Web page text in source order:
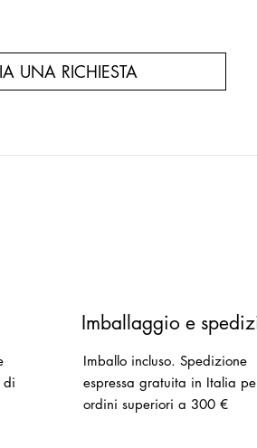
UNA RICHIESTA
di
Imballaggio e
Imballo incluso.Spedizione
espressa gratuita in Italia
ordini superiori a 300 €